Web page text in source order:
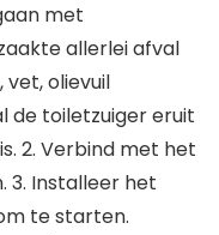
met
allerlei afval
vet, olievuil
de toiletzuiger eruit
2. Verbind met het
3. Installeer het
te starten.